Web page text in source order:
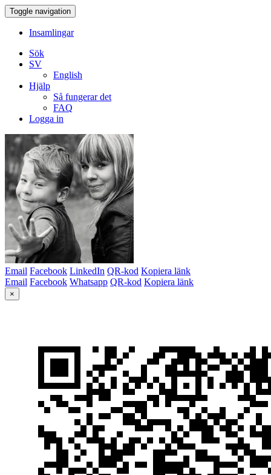
Toggle navigation
Insamlingar
Sök
SV
English
Hjälp
Så fungerar det
FAQ
Logga in
Email Facebook LinkedIn QR-kod Kopiera länk
Email Facebook Whatsapp QR-kod Kopiera länk
×